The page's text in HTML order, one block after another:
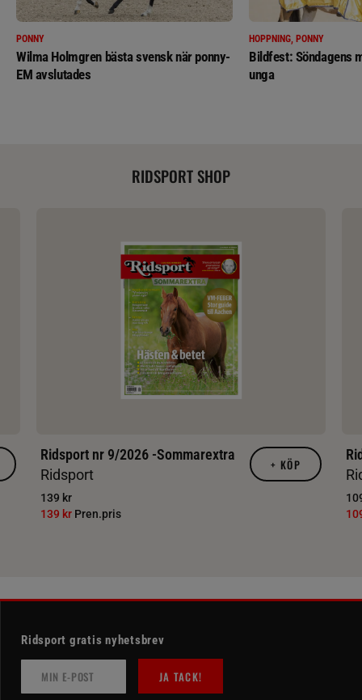
PONNY
Wilma Holmgren bästa svensk när ponny-
EM avslutades
HOPPNING, PONNY
Bildfest: Söndagens
unga
RIDSPORT SHOP
Ridsport nr 9/2026 -Sommarextra
Ridsport
139 kr
139 kr Pren.pris
+ KÖP
Ridsport gratis nyhetsbrev
JA TACK!